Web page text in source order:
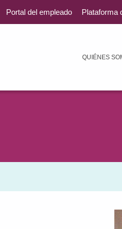
QUIÉNES
Portal del empleado Plataforma